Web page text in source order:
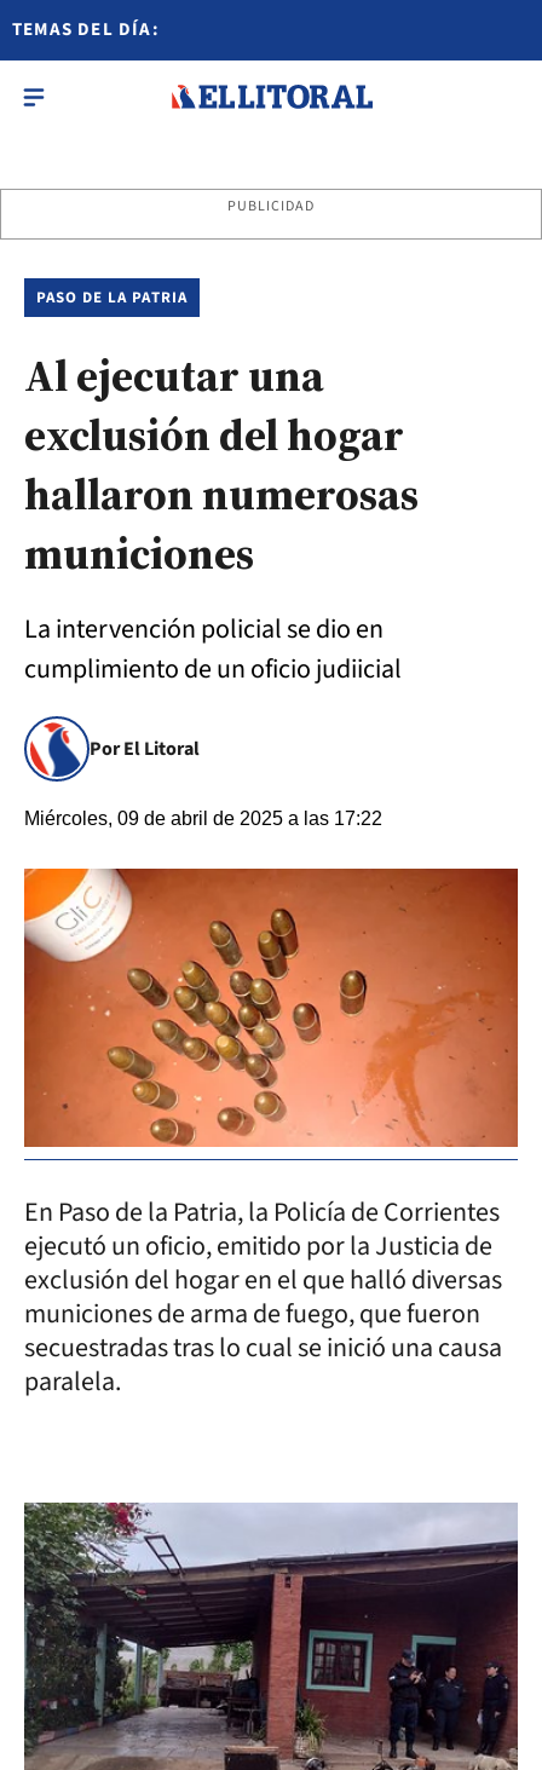
TEMAS DEL DÍA:
PUBLICIDAD
PASO DE LA PATRIA
Al ejecutar una
exclusión del hogar
hallaron numerosas
municiones
La intervención policial se dio en
cumplimiento de un oficio judiicial
Por El Litoral
Miércoles, 09 de abril de 2025 a las 17:22
En Paso de la Patria, la Policía de Corrientes
ejecutó un oficio, emitido por la Justicia de
exclusión del hogar en el que halló diversas
municiones de arma de fuego, que fueron
secuestradas tras lo cual se inició una causa
paralela.